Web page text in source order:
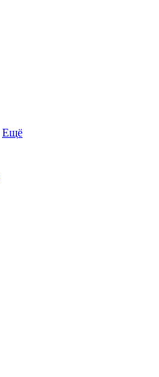
Ещё